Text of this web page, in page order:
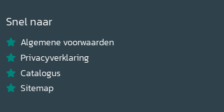
Snel naar
Algemene voorwaarden
Privacyverklaring
Catalogus
Sitemap